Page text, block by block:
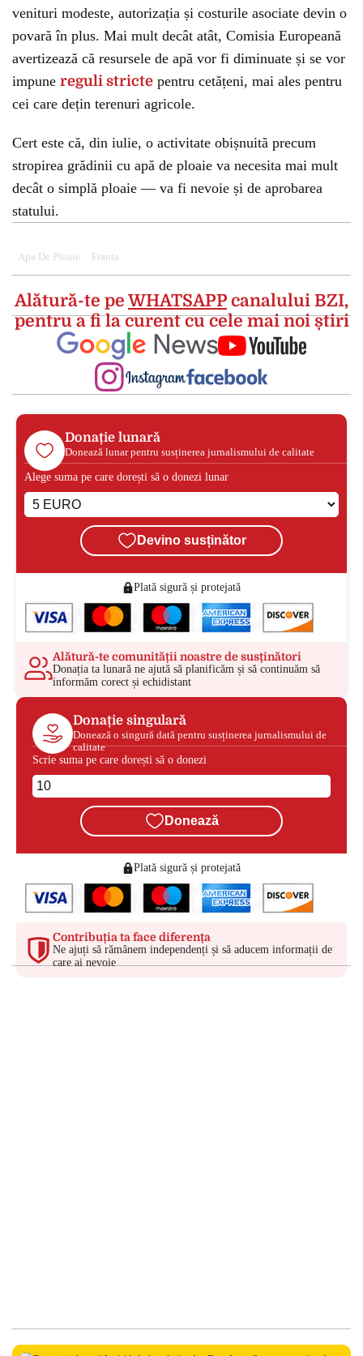
venituri modeste, autorizația și costurile asociate devin o
povară în plus. Mai mult decât atât, Comisia Europeană
avertizează că resursele de apă vor fi diminuate și se vor
impune reguli stricte pentru cetățeni, mai ales pentru
cei care dețin terenuri agricole.
Cert este că, din iulie, o activitate obișnuită precum
stropirea grădinii cu apă de ploaie va necesita mai mult
decât o simplă ploaie — va fi nevoie și de aprobarea
statului.
Apa De Ploaie Franta
Alătură-te peWHATSAPPcanalului BZI,
pentru a fi la curent cu cele mai noi știri
Donație lunară
Donează lunar pentru susținerea jurnalismului de calitate
Alege suma pe care dorești să o donezi lunar
Devino susținător
Plată sigură și protejată
Alătură-te comunității noastre de susținători
Donația ta lunară ne ajută să planificăm și să continuăm să
informăm corect și echidistant
Donație singulară
Donează o singură dată pentru susținerea jurnalismului de
calitate
Scrie suma pe care dorești să o donezi
Donează
Plată sigură și protejată
Contribuția ta face diferența
Ne ajuți să rămânem independenți și să aducem informații de
care ai nevoie